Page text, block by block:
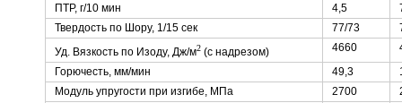
ПТР, г/10 мин
4,5
Твердость по Шору, 1/15 сек
77/73
Уд. Вязкость по Изоду, Дж/м2(с надрезом) 4660
Горючесть, мм/мин
49,3
Модуль упругости при изгибе, МПа
2700